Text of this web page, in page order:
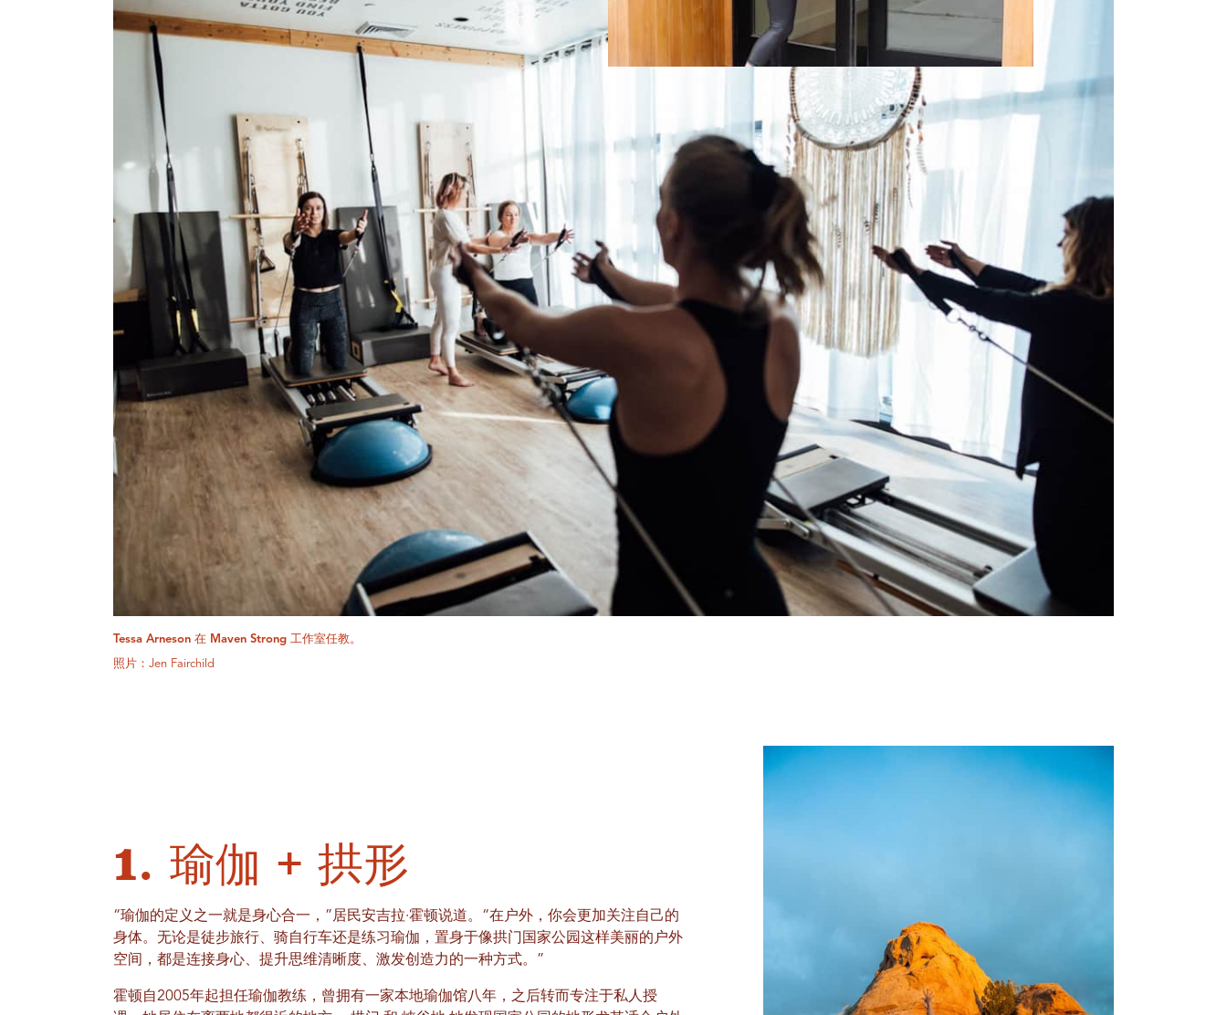
Tessa Arneson 在 Maven Strong 工作室任教。
照片：Jen Fairchild
1. 瑜伽 + 拱形
“瑜伽的定义之一就是身心合一，”居民安吉拉·霍顿说道。“在户外，你会更加关注自己的
身体。无论是徒步旅行、骑自行车还是练习瑜伽，置身于像拱门国家公园这样美丽的户外
空间，都是连接身心、提升思维清晰度、激发创造力的一种方式。”
霍顿自2005年起担任瑜伽教练，曾拥有一家本地瑜伽馆八年，之后转而专注于私人授